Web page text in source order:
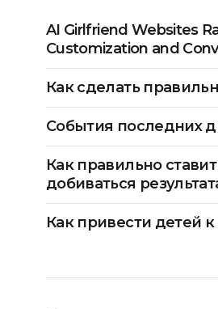
AI Girlfriend Websites
Customization and
Как сделать
События последних
Как правильно
добиваться
Как привести детей к